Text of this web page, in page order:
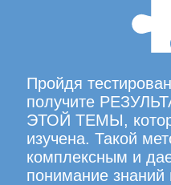
Пройдя
получите
ЭТОЙ ТЕМЫ,
изучена. Такой
комплексным и
понимание знаний